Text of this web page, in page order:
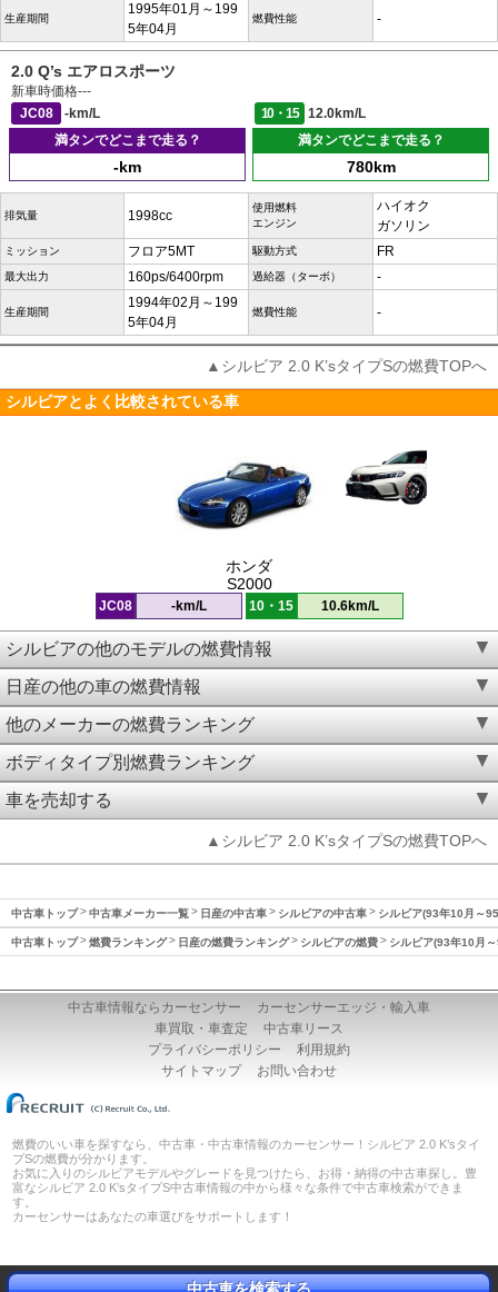
生産期間
1995年01月～199
5年04月
燃費性能 -
2.0 Q’s エアロスポーツ
新車時価格---
JC08
-km/L 10・15
12.0km/L
満タンでどこまで走る？
-km
満タンでどこまで走る？
780km
排気量 1998cc
使用燃料
エンジン
ハイオク
ガソリン
ミッション フロア5MT 駆動方式 FR
最大出力 160ps/6400rpm 過給器（ターボ） -
生産期間
1994年02月～199
5年04月
燃費性能 -
▲シルビア 2.0 K’sタイプSの燃費TOPへ
シルビアとよく比較されている車
ホンダ
S2000
JC08 -km/L 10・15 10.6km/L
シルビアの他のモデルの燃費情報
日産の他の車の燃費情報
他のメーカーの燃費ランキング
ボディタイプ別燃費ランキング
車を売却する
▲シルビア 2.0 K’sタイプSの燃費TOPへ
中古車トップ 中古車メーカー一覧 日産の中古車 シルビアの中古車 シルビア(93年10月～
中古車トップ 燃費ランキング 日産の燃費ランキング シルビアの燃費 シルビア(93年10月
中古車情報ならカーセンサー
カーセンサーエッジ・輸入車
車買取・車査定
中古車リース
プライバシーポリシー
利用規約
サイトマップ
お問い合わせ
燃費のいい車を探すなら、中古車・中古車情報のカーセンサー！シルビア 2.0 K’sタイ
プSの燃費が分かります。
お気に入りのシルビアモデルやグレードを見つけたら、お得・納得の中古車探し。豊
富なシルビア 2.0 K’sタイプS中古車情報の中から様々な条件で中古車検索ができま
す。
カーセンサーはあなたの車選びをサポートします！